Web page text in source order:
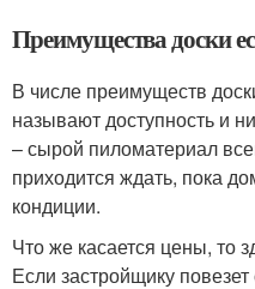
Преимущества доски
В числе преимуществ
называют доступность и
– сырой пиломатериал
приходится ждать, пока
кондиции.
Что же касается цены, то
Если застройщику